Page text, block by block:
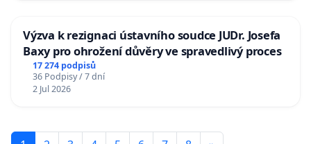
Výzva k rezignaci ústavního soudce JUDr. Josefa
Baxy pro ohrožení důvěry ve spravedlivý proces
17 274 podpisů
36 Podpisy / 7 dní
2 Jul 2026